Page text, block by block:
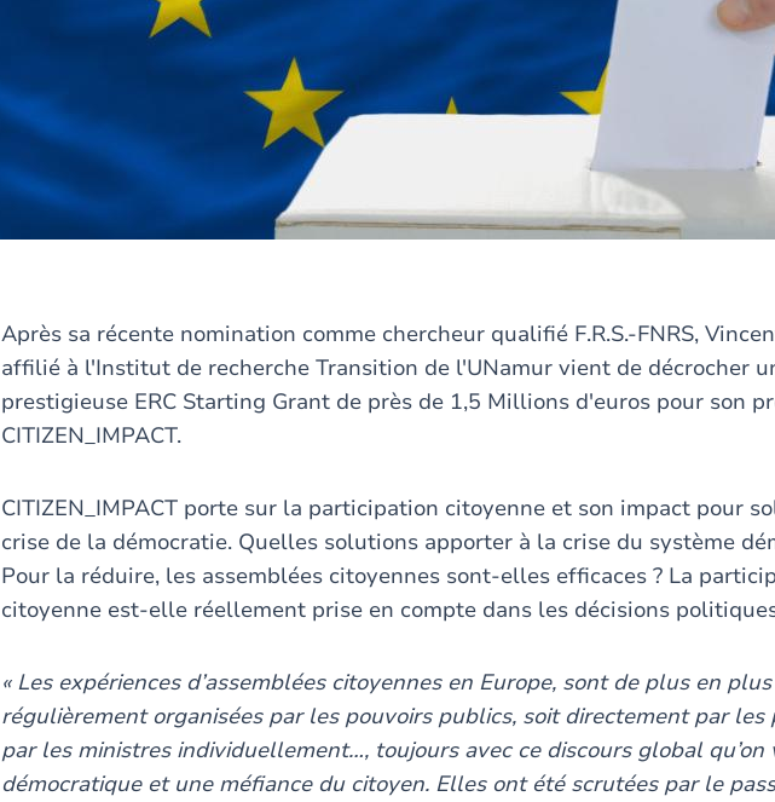
Après sa récente nomination comme chercheur qualifié F.R.S.-FNRS,
affilié à l'Institut de recherche Transition de l'UNamur vient de décrocher
prestigieuse ERC Starting Grant de près de 1,5 Millions d'euros pour son
CITIZEN_IMPACT.
CITIZEN_IMPACT porte sur la participation citoyenne et son impact pour
crise de la démocratie. Quelles solutions apporter à la crise du système
Pour la réduire, les assemblées citoyennes sont-elles efficaces ? La
citoyenne est-elle réellement prise en compte dans les décisions
« Les expériences d’assemblées citoyennes en Europe, sont de plus en plus
régulièrement organisées par les pouvoirs publics, soit directement par les
par les ministres individuellement…, toujours avec ce discours global qu’on
démocratique et une méfiance du citoyen. Elles ont été scrutées par le